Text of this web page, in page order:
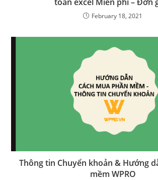
February 18, 2021
Thông tin Chuyển khoản & Hướng
mềm WPRO